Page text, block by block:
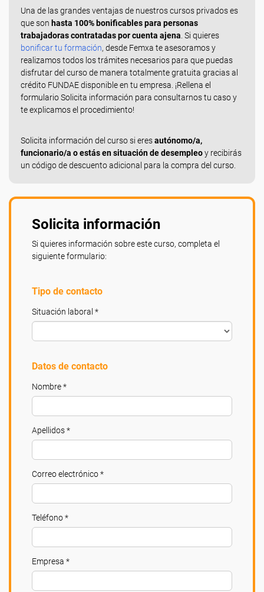
Una de las grandes ventajas de nuestros cursos privados es
que son hasta 100% bonificables para personas
trabajadoras contratadas por cuenta ajena . Si quieres
bonificar tu formación, desde Femxa te asesoramos y
realizamos todos los trámites necesarios para que puedas
disfrutar del curso de manera totalmente gratuita gracias al
crédito FUNDAE disponible en tu empresa. ¡Rellena el
formulario Solicita información para consultarnos tu caso y
te explicamos el procedimiento!
Solicita información del curso si eresautónomo/a,
funcionario/a o estás en situación de desempleoy recibirás
un código de descuento adicional para la compra del curso.
Solicita información
Si quieres información sobre este curso, completa el
siguiente formulario:
Tipo de contacto
Situación laboral *
Datos de contacto
Nombre *
Apellidos *
Correo electrónico *
Teléfono *
Empresa *